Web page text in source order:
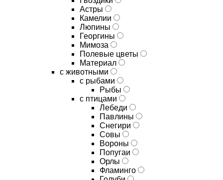
Астры
Камелии
Люпины
Георгины
Мимоза
Полевые цветы
Материал
с животными
с рыбами
Рыбы
с птицами
Лебеди
Павлины
Снегири
Совы
Вороны
Попугаи
Орлы
Фламинго